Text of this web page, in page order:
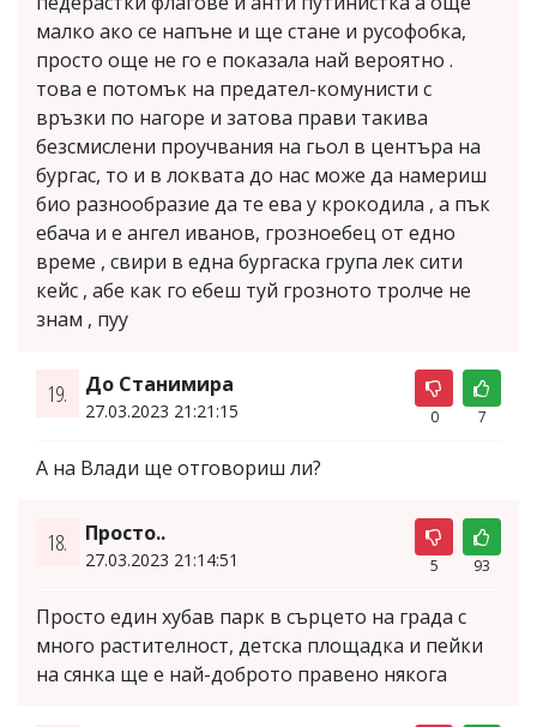
малко ако се напъне и ще стане и русофобка,
просто още не го е показала най вероятно .
това е потомък на предател-комунисти с
връзки по нагоре и затова прави такива
безсмислени проучвания на гьол в центъра на
бургас, то и в локвата до нас може да намериш
био разнообразие да те ева у крокодила , а пък
ебача и е ангел иванов, грозноебец от едно
време , свири в една бургаска група лек сити
кейс , абе как го ебеш туй грозното тролче не
знам , пуу
19. До Станимира
27.03.2023 21:21:15 0 7
А на Влади ще отговориш ли?
18. Просто..
27.03.2023 21:14:51 5 93
Просто един хубав парк в сърцето на града с
много растителност, детска площадка и пейки
на сянка ще е най-доброто правено някога